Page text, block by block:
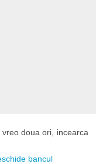
doua ori, incearca
bancul